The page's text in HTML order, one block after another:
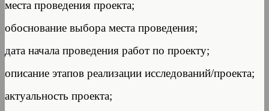
места проведения проекта;
обоснование выбора места проведения;
дата начала проведения работ по проекту;
описание этапов реализации исследований/проекта;
актуальность проекта;